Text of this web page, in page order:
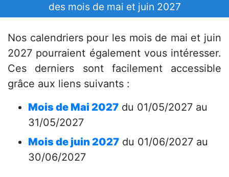
des mois de mai et juin 2027
Nos calendriers pour les mois de mai et juin
2027 pourraient également vous intéresser.
Ces derniers sont facilement accessible
grâce aux liens suivants :
Mois de Mai 2027 du 01/05/2027 au
31/05/2027
Mois de juin 2027 du 01/06/2027 au
30/06/2027